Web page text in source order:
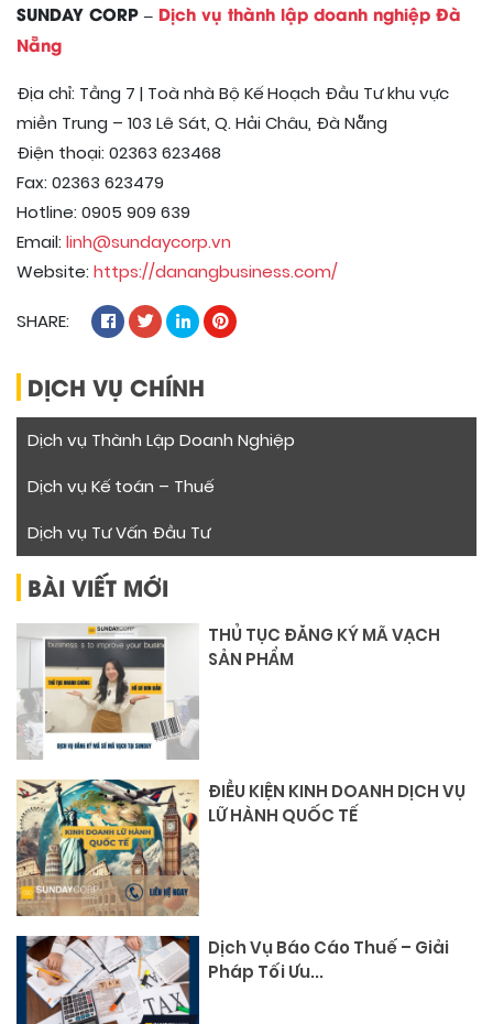
SUNDAY CORP – Dịch vụ thành lập doanh nghiệp Đà
Nẵng
Địa chỉ: Tầng 7 | Toà nhà Bộ Kế Hoạch Đầu Tư khu vực
miền Trung – 103 Lê Sát, Q. Hải Châu, Đà Nẵng
Điện thoại: 02363 623468
Fax: 02363 623479
Hotline: 0905 909 639
Email: linh@sundaycorp.vn
Website: https://danangbusiness.com/
SHARE:
DỊCH VỤ CHÍNH
Dịch vụ Thành Lập Doanh Nghiệp
Dịch vụ Kế toán – Thuế
Dịch vụ Tư Vấn Đầu Tư
BÀI VIẾT MỚI
THỦ TỤC ĐĂNG KÝ MÃ VẠCH
SẢN PHẨM
ĐIỀU KIỆN KINH DOANH DỊCH VỤ
LỮ HÀNH QUỐC TẾ
Dịch Vụ Báo Cáo Thuế – Giải
Pháp Tối Ưu...